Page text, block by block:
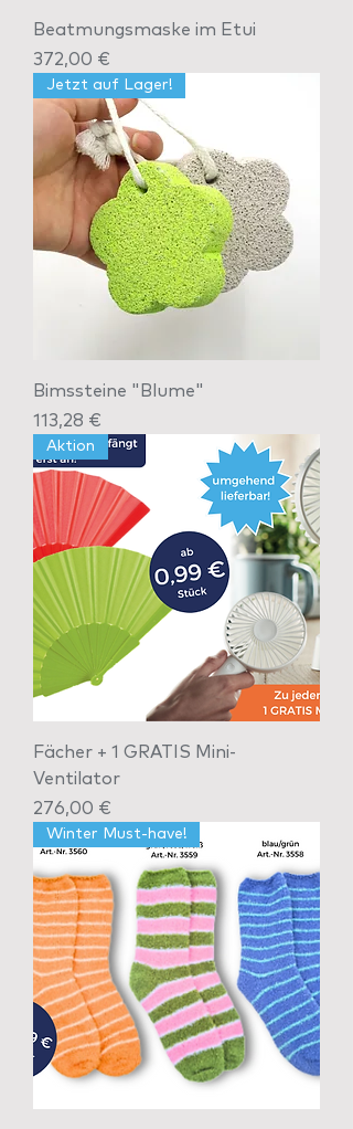
Beatmungsmaske im Etui
Preis
372,00 €
Jetzt auf Lager!
Bimssteine "Blume"
Preis
113,28 €
Aktion
Fächer + 1 GRATIS Mini-
Ventilator
Preis
276,00 €
Winter Must-have!